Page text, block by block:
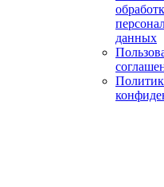
данных